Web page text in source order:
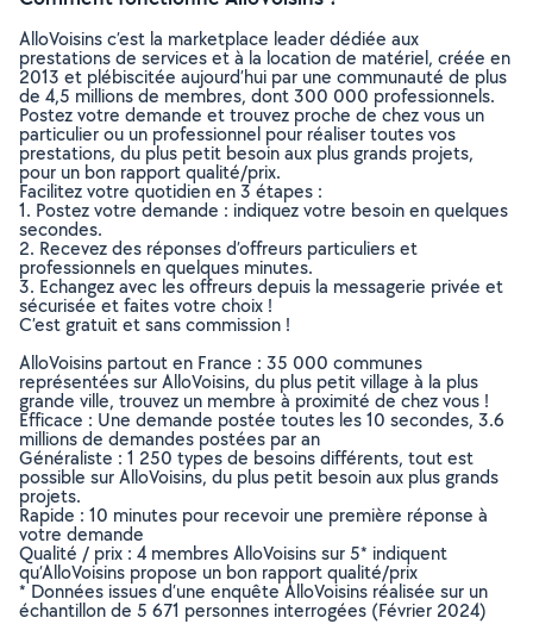
AlloVoisins c’est la marketplace leader dédiée aux
prestations de services et à la location de matériel, créée en
2013 et plébiscitée aujourd’hui par une communauté de plus
de 4,5 millions de membres, dont 300 000 professionnels.
Postez votre demande et trouvez proche de chez vous un
particulier ou un professionnel pour réaliser toutes vos
prestations, du plus petit besoin aux plus grands projets,
pour un bon rapport qualité/prix.
Facilitez votre quotidien en 3 étapes :
1. Postez votre demande : indiquez votre besoin en quelques
secondes.
2. Recevez des réponses d’offreurs particuliers et
professionnels en quelques minutes.
3. Echangez avec les offreurs depuis la messagerie privée et
sécurisée et faites votre choix !
C’est gratuit et sans commission !
AlloVoisins partout en France : 35 000 communes
représentées sur AlloVoisins, du plus petit village à la plus
grande ville, trouvez un membre à proximité de chez vous !
Efficace : Une demande postée toutes les 10 secondes, 3.6
millions de demandes postées par an
Généraliste : 1 250 types de besoins différents, tout est
possible sur AlloVoisins, du plus petit besoin aux plus grands
projets.
Rapide : 10 minutes pour recevoir une première réponse à
votre demande
Qualité / prix : 4 membres AlloVoisins sur 5* indiquent
qu’AlloVoisins propose un bon rapport qualité/prix
* Données issues d’une enquête AlloVoisins réalisée sur un
échantillon de 5 671 personnes interrogées (Février 2024)